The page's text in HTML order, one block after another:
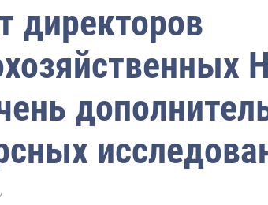
директоров